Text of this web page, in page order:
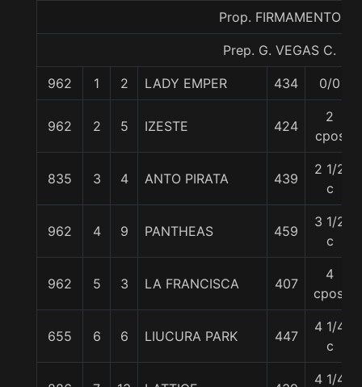
Prop. FIRMAMENTO
Prep. G. VEGAS C.
962 1 2 LADY EMPER 434 0/0
962 2 5 IZESTE 424
2
cpos
835 3 4 ANTO PIRATA 439
2 1/2
c
962 4 9 PANTHEAS 459
3 1/2
c
962 5 3 LA FRANCISCA 407
4
cpos.
655 6 6 LIUCURA PARK 447
4 1/4
c
4 1/4